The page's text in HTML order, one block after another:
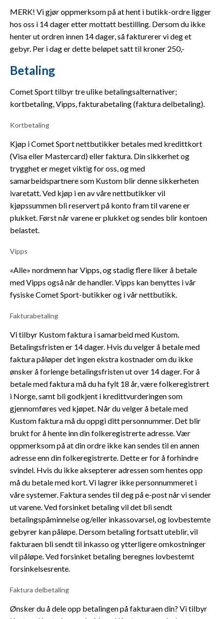
MERK! Vi gjør oppmerksom på at hent i butikk-ordre ligger
hos oss i 14 dager etter mottatt bestilling. Dersom du ikke
henter ut ordren innen 14 dager, så fakturerer vi deg et
gebyr. Per i dag er dette beløpet satt til kroner 250,-
Betaling
Comet Sport tilbyr tre ulike betalingsalternativer;
kortbetaling, Vipps, fakturabetaling (faktura delbetaling).
Kortbetaling
Kjøp i Comet Sport nettbutikker betales med kredittkort
(Visa eller Mastercard) eller faktura. Din sikkerhet og
trygghet er meget viktig for oss, og med
samarbeidspartnere som Kustom blir denne sikkerheten
ivaretatt. Ved kjøp i en av våre nettbutikker vil
kjøpssummen bli reservert på konto fram til varene er
plukket. Først når varene er plukket og sendes blir kontoen
belastet.
Vipps
«Alle» nordmenn har Vipps, og stadig flere liker å betale
med Vipps også når de handler. Vipps kan benyttes i vår
fysiske Comet Sport-butikker og i vår nettbutikk.
Fakturabetaling
Vi tilbyr Kustom faktura i samarbeid med Kustom.
Betalingsfristen er 14 dager. Hvis du velger å betale med
faktura påløper det ingen ekstra kostnader om du ikke
ønsker å forlenge betalingsfristen ut over 14 dager. For å
betale med faktura må du ha fylt 18 år, være folkeregistrert
i Norge, samt bli godkjent i kredittvurderingen som
gjennomføres ved kjøpet. Når du velger å betale med
Kustom faktura må du oppgi ditt personnummer. Det blir
brukt for å hente inn din folkeregistrerte adresse. Vær
oppmerksom på at din ordre ikke kan sendes til en annen
adresse enn din folkeregistrerte. Dette er for å forhindre
svindel. Hvis du ikke aksepterer adressen som hentes opp
må du betale med kort. Vi lagrer ikke personnummeret i
våre systemer. Faktura sendes til deg på e-post når vi sender
ut varene. Ved forsinket betaling vil det bli sendt
betalingspåminnelse og/eller inkassovarsel, og lovbestemte
gebyrer kan påløpe. Dersom betaling fortsatt uteblir, vil
fakturaen bli sendt til inkasso og ytterligere omkostninger
vil påløpe. Ved forsinket betaling beregnes lovbestemt
forsinkelsesrente.
Faktura delbetaling
Ønsker du å dele opp betalingen på fakturaen din? Vi tilbyr